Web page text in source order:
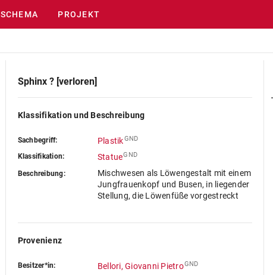
SCHEMA PROJEKT
Sphinx ? [verloren]
Klassifikation und Beschreibung
Sachbegriff: PlastikGND
Klassifikation: StatueGND
Beschreibung:
Mischwesen als Löwengestalt mit einem
Jungfrauenkopf und Busen, in liegender
Stellung, die Löwenfüße vorgestreckt
Provenienz
Besitzer*in: Bellori, Giovanni PietroGND